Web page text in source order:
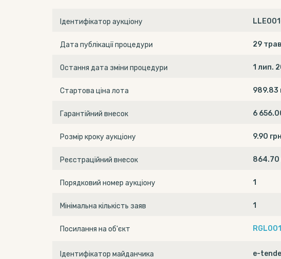
Ідентифікатор аукціону
Дата публікації процедури 29
Остання дата зміни процедури 1 лип.
Стартова ціна лота 989.83
Гарантійний внесок 6
Розмір кроку аукціону 9.90 грн
Реєстраційний внесок 864.70
Порядковий номер аукціону 1
Мінімальна кількість заяв 1
Посилання на об'єкт
Ідентифікатор майданчика e-